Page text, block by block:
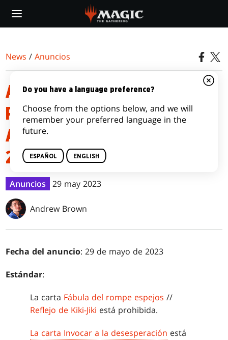
main
News /Anuncios
ANUNCIO DE CARTAS
PROHIBIDAS Y RESTRINGIDAS
A FECHA DEL 29 DE MAYO DE
2023
Anuncios 29 may 2023
Andrew Brown
Fecha del anuncio: 29 de mayo de 2023
Estándar:
La carta Fábula del rompe espejos //
Reflejo de Kiki-Jiki está prohibida.
La carta Invocar a la desesperación está
Do you have a language preference?
Choose from the options below, and we will
remember your preferred language in the
future.
ESPAÑOL ENGLISH